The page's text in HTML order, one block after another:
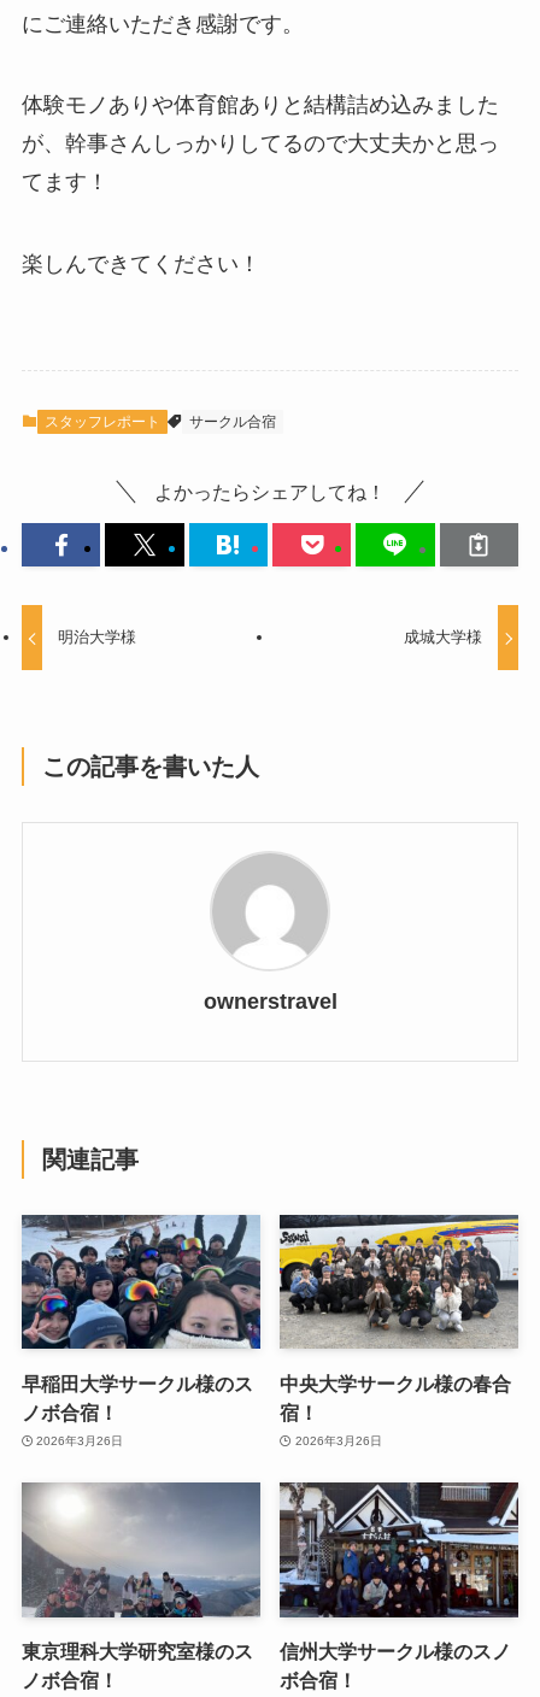
にご連絡いただき感謝です。
体験モノありや体育館ありと結構詰め込みました
が、幹事さんしっかりしてるので大丈夫かと思っ
てます！
楽しんできてください！
スタッフレポート サークル合宿
よかったらシェアしてね！
明治大学様 成城大学様
この記事を書いた人
ownerstravel
関連記事
早稲田大学サークル様のス
ノボ合宿！
2026年3月26日
中央大学サークル様の春合
宿！
2026年3月26日
東京理科大学研究室様のス
ノボ合宿！
信州大学サークル様のスノ
ボ合宿！